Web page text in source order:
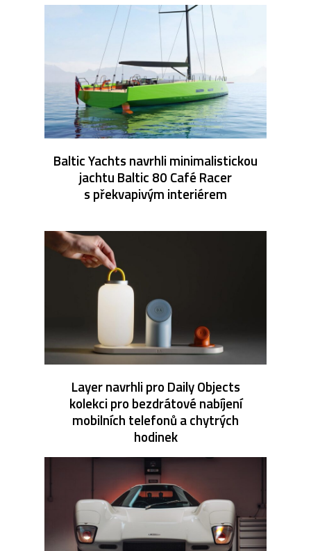
Baltic Yachts navrhli minimalistickou
jachtu Baltic 80 Café Racer
s překvapivým interiérem
Layer navrhli pro Daily Objects
kolekci pro bezdrátové nabíjení
mobilních telefonů a chytrých
hodinek